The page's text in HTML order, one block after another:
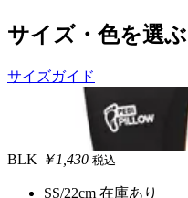
サイズ・色を選ぶ
サイズガイド
BLK ￥1,430 税込
SS/22cm 在庫あり